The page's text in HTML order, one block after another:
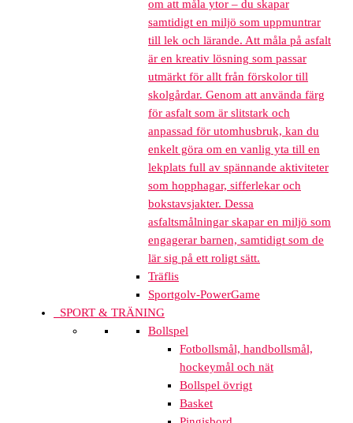
om att måla ytor – du skapar
samtidigt en miljö som uppmuntrar
till lek och lärande. Att måla på asfalt
är en kreativ lösning som passar
utmärkt för allt från förskolor till
skolgårdar. Genom att använda färg
för asfalt som är slitstark och
anpassad för utomhusbruk, kan du
enkelt göra om en vanlig yta till en
lekplats full av spännande aktiviteter
som hopphagar, sifferlekar och
bokstavsjakter. Dessa
asfaltsmålningar skapar en miljö som
engagerar barnen, samtidigt som de
lär sig på ett roligt sätt.
Träflis
Sportgolv-PowerGame
SPORT & TRÄNING
Bollspel
Fotbollsmål, handbollsmål,
hockeymål och nät
Bollspel övrigt
Basket